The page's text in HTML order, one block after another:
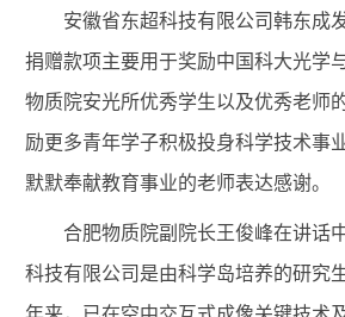
安徽省东超科技有限公司韩东成
捐赠款项主要用于奖励中国科大光学
物质院安光所优秀学生以及优秀老师
励更多青年学子积极投身科学技术事
默默奉献教育事业的老师表达感谢。
合肥物质院副院长王俊峰在讲话
科技有限公司是由科学岛培养的研究